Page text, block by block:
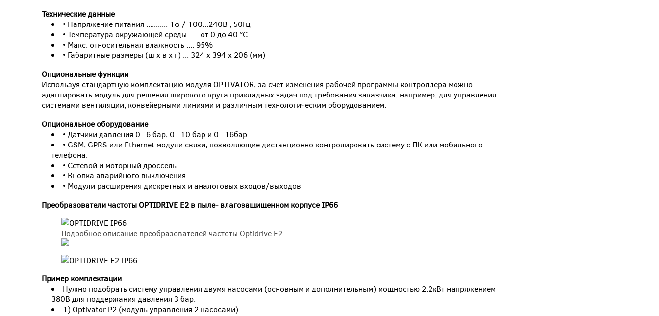
Технические данные
• Напряжение питания ........... 1ф / 100...240В , 50Гц
• Температура окружающей среды ..... от 0 до 40 °C
• Макс. относительная влажность .... 95%
• Габаритные размеры (ш х в х г) ... 324 х 394 х 206 (мм)
Опциональные функции
Используя стандартную комплектацию модуля OPTIVATOR, за счет изменения рабочей программы контроллера можно
адаптировать модуль для решения широкого круга прикладных задач под требования заказчика, например, для управления
системами вентиляции, конвейерными линиями и различным технологическим оборудованием.
Опциональное оборудование
• Датчики давления 0...6 бар, 0...10 бар и 0...16бар
• GSM, GPRS или Ethernet модули связи, позволяющие дистанционно контролировать систему с ПК или мобильного
телефона.
• Сетевой и моторный дроссель.
• Кнопка аварийного выключения.
• Модули расширения дискретных и аналоговых входов/выходов
Преобразователи частоты OPTIDRIVE E2 в пыле- влагозащищенном корпусе IP66
Подробное описание преобразователей частоты Optidrive E2
Пример комплектации
Нужно подобрать систему управления двумя насосами (основным и дополнительным) мощностью 2.2кВт напряжением
380В для поддержания давления 3 бар:
1) Optivator P2 (модуль управления 2 насосами)